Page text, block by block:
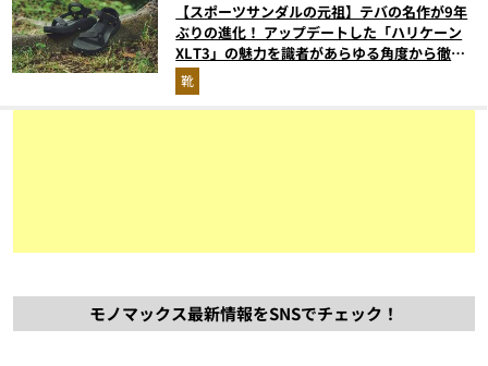
【スポーツサンダルの元祖】テバの名作が9年
ぶりの進化！ アップデートした「ハリケーン
XLT3」の魅力を識者があらゆる角度から徹底
解説！
靴
モノマックス最新情報をSNSでチェック！